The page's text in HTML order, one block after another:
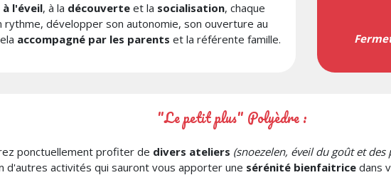
l'éveil, à la découverte et la socialisation, chaque
rythme, développer son autonomie, son ouverture au
accompagné par les parents et la référente famille.
"Le petit plus" Polyèdre :
ponctuellement profiter de divers ateliers (snoezelen, éveil du goût et des
d'autres activités qui sauront vous apporter une sérénité bienfaitrice dans